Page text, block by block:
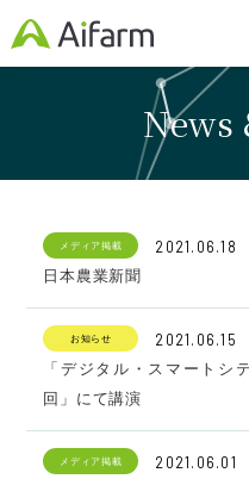
News
メディア掲載 2021.06.18
日本農業新聞
お知らせ 2021.06.15
「デジタル・スマートシ
回」にて講演
メディア掲載 2021.06.01